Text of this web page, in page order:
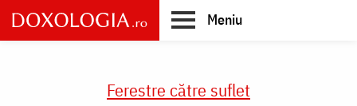
Skip
to
main
Meniu
Ferestre către suflet